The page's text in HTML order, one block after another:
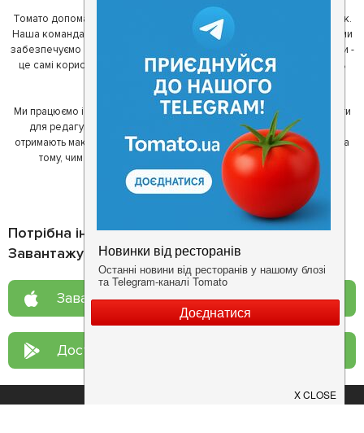
Томато допомагає своїм користувачам знайти цікаві місця неподалік.
Наша команда регулярно зв'язується з ресторанами - таким чином ми
забезпечуємо актуальність інформації. Друга частина нашої команди -
це самі користувачі, які діляться своїми враженнями і допомагають
один одному у виборі кращих місць.
Ми працюємо і з ресторанами. Для них ми надаємо зручні інструменти
для редагування інформації про себе - в результаті відвідувачі
отримають максимум інформації, а ресторан зможе зосередитися на
тому, чим він любить займатися більше всього - смачній їжі.
Потрібна інформація про заклад?
Завантажуйте додаток!
Завантажте у App Store
Доступно у